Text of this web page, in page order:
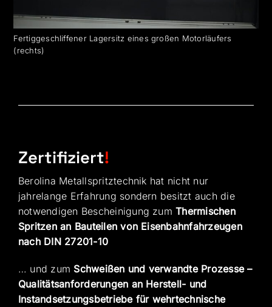
Fertiggeschliffener Lagersitz eines großen Motorläufers
(rechts)
Zertifiziert!
Berolina Metallspritztechnik hat nicht nur
jahrelange Erfahrung sondern besitzt auch die
notwendigen Bescheinigung zumThermischen
Spritzen an Bauteilen von Eisenbahnfahrzeugen
nach DIN 27201-10
… und zum Schweißen und verwandte Prozesse –
Qualitätsanforderungen an Herstell- und
Instandsetzungsbetriebe für wehrtechnische